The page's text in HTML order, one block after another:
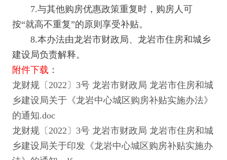
7.与其他购房优惠政策重复时，购房人可
按“就高不重复”的原则享受补贴。
8.本办法由龙岩市财政局、龙岩市住房和城乡
建设局负责解释。
附件下载 ：
龙财规〔2022〕3号 龙岩市财政局 龙岩市住房和城
乡建设局关于《龙岩中心城区购房补贴实施办法》
的通知.doc
龙财规〔2022〕3号 龙岩市财政局 龙岩市住房和城
乡建设局关于印发《龙岩中心城区购房补贴实施办